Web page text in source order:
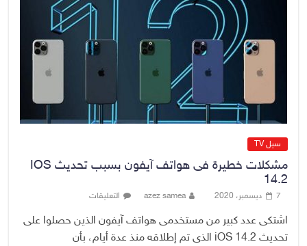
8 أغسطس، 2026 No Comment
الدخيل يتابع ميدانياً سير العمل في
المشاريع الاستراتيجية بالموصل
ويشدد على ضرورة إنجازها
سيل TV
مشكلات خطيرة فى هواتف آيفون بسبب تحديث IOS
14.2
7 ديسمبر، 2020 azez samea التعليقات
اشتكى عدد كبير من مستخدمى هواتف آيفون الذين حصلوا على
تحديث iOS 14.2 الذى تم إطلاقه منذ عدة أيام، بأن